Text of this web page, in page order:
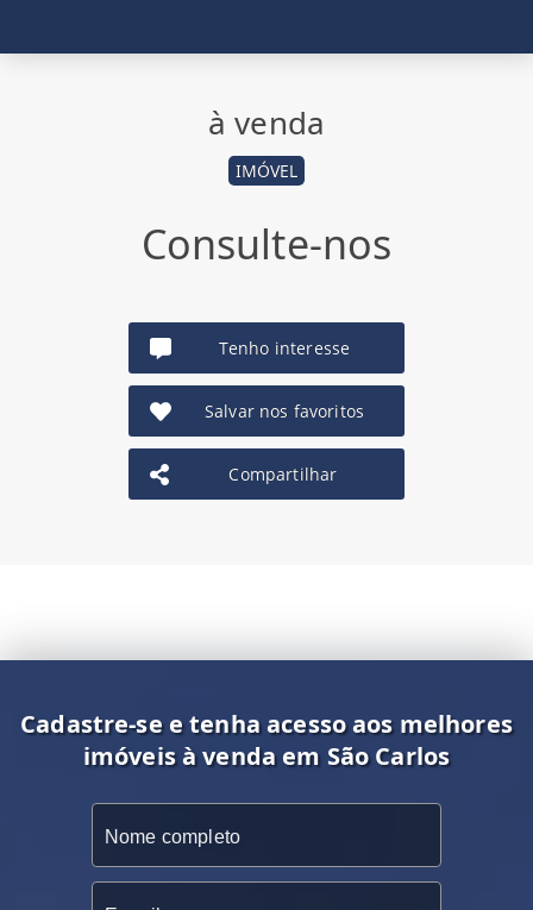
à venda
IMÓVEL
Consulte-nos
Tenho interesse
Salvar nos favoritos
Compartilhar
Cadastre-se e tenha acesso aos melhores
imóveis à venda em São Carlos